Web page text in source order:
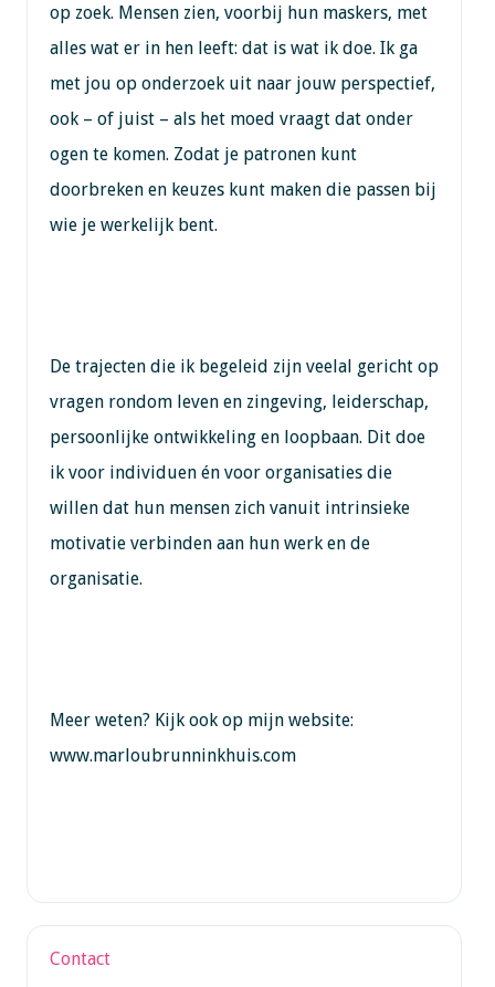
op zoek. Mensen zien, voorbij hun maskers, met
alles wat er in hen leeft: dat is wat ik doe. Ik ga
met jou op onderzoek uit naar jouw perspectief,
ook – of juist – als het moed vraagt dat onder
ogen te komen. Zodat je patronen kunt
doorbreken en keuzes kunt maken die passen bij
wie je werkelijk bent.
De trajecten die ik begeleid zijn veelal gericht op
vragen rondom leven en zingeving, leiderschap,
persoonlijke ontwikkeling en loopbaan. Dit doe
ik voor individuen én voor organisaties die
willen dat hun mensen zich vanuit intrinsieke
motivatie verbinden aan hun werk en de
organisatie.
Meer weten? Kijk ook op mijn website:
www.marloubrunninkhuis.com
Contact